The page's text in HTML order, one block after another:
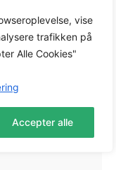
vise
trafikken på
Alle Cookies"
Accepter alle
0%
0%